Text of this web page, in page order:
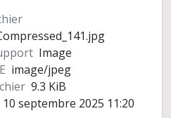
Image
image/jpeg
9.3 KiB
10 septembre 2025 11:20